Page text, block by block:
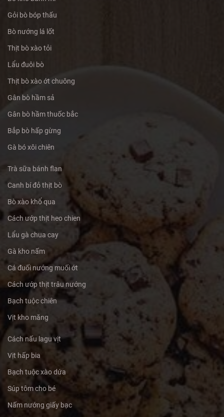
Gỏi bò bóp thấu
Bò nướng lá lốt
Thịt bò xào tỏi
Lẩu đuôi bò
Thịt bò xào ớt chuông
Gân bò hầm sả
Gân bò hầm thuốc bắc
Bắp bò hấp gừng
Gà bó xôi chiên
Trà sữa bánh flan
Canh bí đỏ thịt bò
Bò xào khổ qua
Cách ướp thịt heo chien
Lẩu gà chua cay
Gà kho nấm
Cá đuối nướng muối ớt
Cách ướp thịt trâu nướng
Bạch tuộc chiên
Vịt kho măng
Cách nấu lagu vịt
Vịt hấp bia
Bạch tuộc xào dứa
Súp tôm cho bé
Nấm nướng giấy bạc